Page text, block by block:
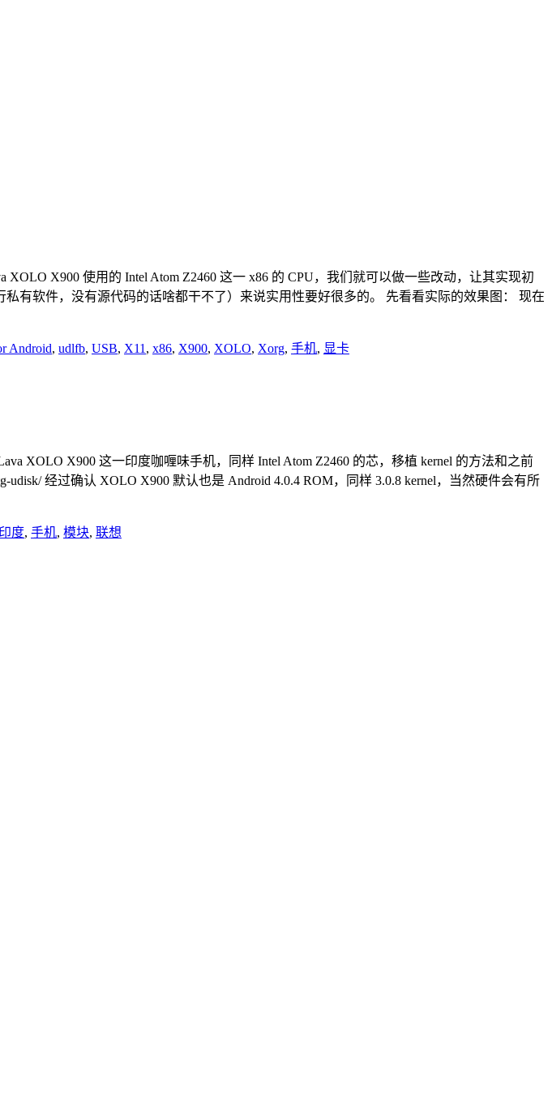
XOLO X900 使用的 Intel Atom Z2460 这一 x86 的 CPU，我们就可以做一些改动，让其实现初
有软件，没有源代码的话啥都干不了）来说实用性要好很多的。 先看看实际的效果图： 现在
Android, udlfb, USB, X11 , x86, X900, XOLO, Xorg, 手机, 显卡
XOLO X900 这一印度咖喱味手机，同样 Intel Atom Z2460 的芯，移植 kernel 的方法和之前
udisk/ 经过确认 XOLO X900 默认也是 Android 4.0.4 ROM，同样 3.0.8 kernel，当然硬件会有所
印度, 手机, 模块, 联想